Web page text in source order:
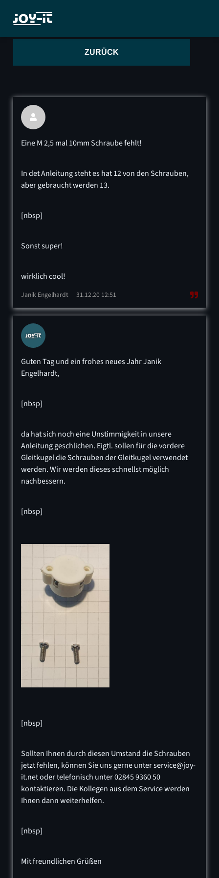
ZURÜCK

Eine M 2,5 mal 10mm Schraube fehlt!
In det Anleitung steht es hat 12 von den Schrauben,
aber gebraucht werden 13.
[nbsp]
Sonst super!
wirklich cool!
Janik Engelhardt 31.12.20 12:51
Guten Tag und ein frohes neues Jahr Janik
Engelhardt,
[nbsp]
da hat sich noch eine Unstimmigkeit in unsere
Anleitung geschlichen. Eigtl. sollen für die vordere
Gleitkugel die Schrauben der Gleitkugel verwendet
werden. Wir werden dieses schnellst möglich
nachbessern.
[nbsp]
[nbsp]
Sollten Ihnen durch diesen Umstand die Schrauben
jetzt fehlen, können Sie uns gerne unter service@joy-
it.net oder telefonisch unter 02845 9360 50
kontaktieren. Die Kollegen aus dem Service werden
Ihnen dann weiterhelfen.
[nbsp]
Mit freundlichen Grüßen